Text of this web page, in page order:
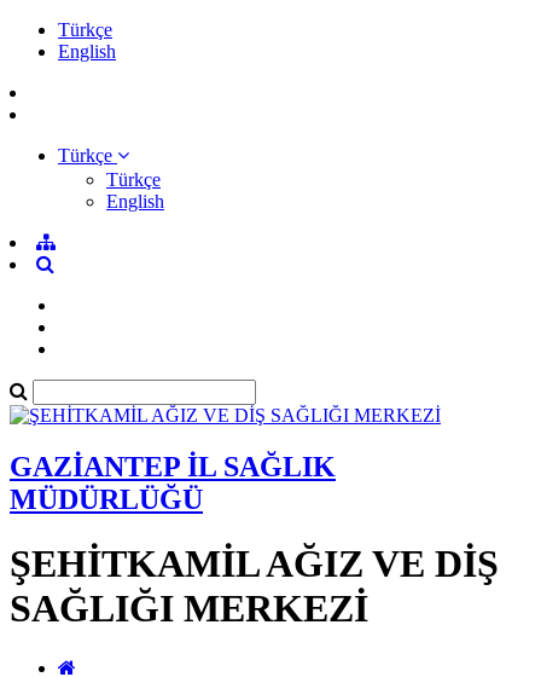
Türkçe
English
Türkçe
Türkçe
English
GAZİANTEP İL SAĞLIK
MÜDÜRLÜĞÜ
ŞEHİTKAMİL AĞIZ VE DİŞ
SAĞLIĞI MERKEZİ